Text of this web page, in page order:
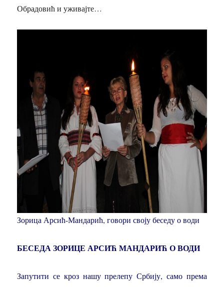
Обрадовић и уживајте…
Зорица Арсић-Мандарић, говори своју беседу о води
БЕСЕДА ЗОРИЦЕ АРСИЋ МАНДАРИЋ О ВОДИ
Запутити се кроз нашу прелепу Србију, само према